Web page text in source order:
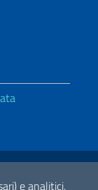
e analitici.